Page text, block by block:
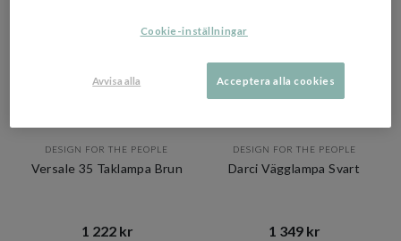
DESIGN FOR THE PEOPLE
Versale 35 Taklampa Brun
1 222 kr​​
DESIGN FOR THE PEOPLE
Darci Vägglampa Svart
1 349 kr​​
Cookie-inställningar
Avvisa alla Acceptera alla cookies